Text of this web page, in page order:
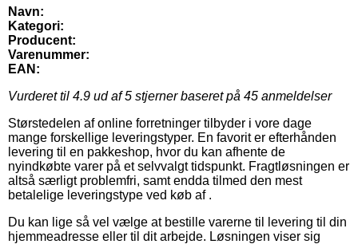
Navn:
Kategori:
Producent:
Varenummer:
EAN:
Vurderet til 4.9 ud af 5 stjerner baseret på 45 anmeldelser
Størstedelen af online forretninger tilbyder i vore dage
mange forskellige leveringstyper. En favorit er efterhånden
levering til en pakkeshop, hvor du kan afhente de
nyindkøbte varer på et selvvalgt tidspunkt. Fragtløsningen er
altså særligt problemfri, samt endda tilmed den mest
betalelige leveringstype ved køb af .
Du kan lige så vel vælge at bestille varerne til levering til din
hjemmeadresse eller til dit arbejde. Løsningen viser sig